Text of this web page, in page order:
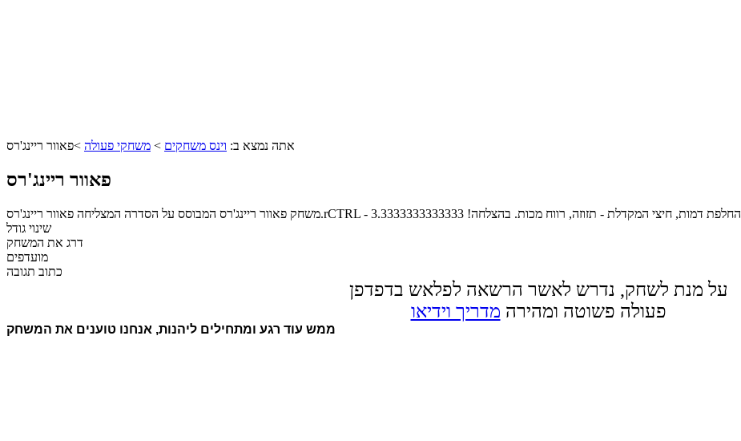
אתה נמצא ב: וינס משחקים > משחקי פעולה >פאוור ריינג'רס
פאוור ריינג'רס
משחק פאוור ריינג'רס המבוסס על הסדרה המצליחה פאוור ריינג'רס.rCTRL - החלפת דמות, חיצי המקדלת - תזוזה, רווח מכות. בהצלחה! 3.3333333333333
שינוי גודל
דרג את המשחק
מועדפים
כתוב תגובה
על מנת לשחק, נדרש לאשר הרשאה לפלאש בדפדפן
פעולה פשוטה ומהירה מדריך וידיאו
ממש עוד רגע ומתחילים ליהנות, אנחנו טוענים את המשחק